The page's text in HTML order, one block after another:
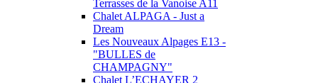
Terrasses de la Vanoise A11
Chalet ALPAGA - Just a
Dream
Les Nouveaux Alpages E13 -
"BULLES de
CHAMPAGNY"
Chalet L’ECHAYER 2